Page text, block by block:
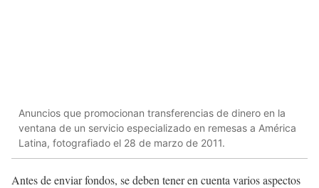
Anuncios que promocionan transferencias de dinero en la
ventana de un servicio especializado en remesas a América
Latina, fotografiado el 28 de marzo de 2011.
Antes de enviar fondos, se deben tener en cuenta varios aspectos